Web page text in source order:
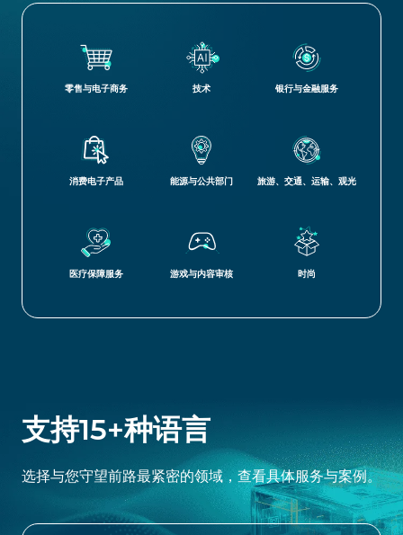
零售与电子商务 技术 银行与金融服务
消费电子产品 能源与公共部门 旅游、交通、运输、观光
医疗保障服务 游戏与内容审核 时尚
支持15+种语言
选择与您守望前路最紧密的领域，查看具体服务与案例。